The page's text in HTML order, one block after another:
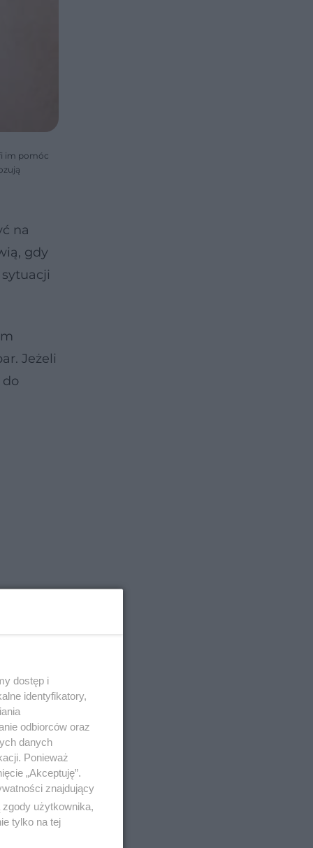
im pomóc
na
gdy
Jeżeli
do
dostęp i
identyfikatory,
odbiorców oraz
danych
Ponieważ
„Akceptuję”.
znajdujący
użytkownika,
tylko na tej